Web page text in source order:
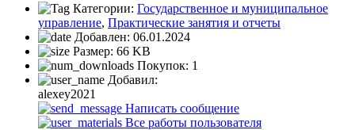
Категории: Государственное и муниципальное
управление, Практические занятия и отчеты
Добавлен: 06.01.2024
Размер: 66 KB
Покупок: 1
Добавил:
alexey2021
Написать сообщение
Все работы пользователя